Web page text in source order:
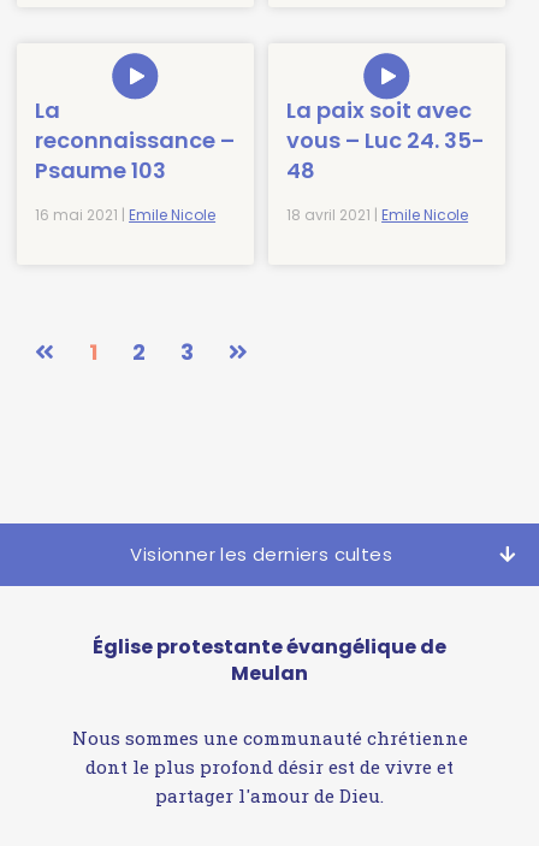
La
reconnaissance –
Psaume 103
16 mai 2021 | Emile Nicole
La paix soit avec
vous – Luc 24. 35-
48
18 avril 2021 | Emile Nicole
1 2 3
Visionner les derniers cultes
Église protestante évangélique de
Meulan
Nous sommes une communauté chrétienne
dont le plus profond désir est de vivre et
partager l'amour de Dieu.